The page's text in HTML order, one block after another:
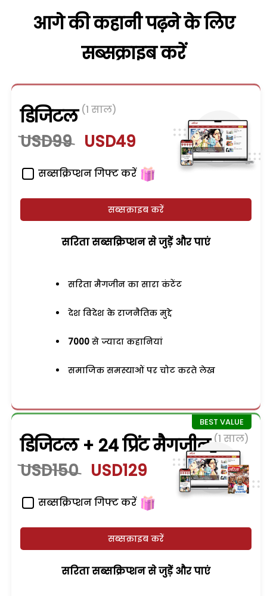
आगे की कहानी पढ़ने के लिए
सब्सक्राइब करें
डिजिटल (1 साल)
USD99 USD49
सब्सक्रिप्शन गिफ्ट करें
सब्सक्राइब करें
सरिता सब्सक्रिप्शन से जुड़ेें और पाएं
सरिता मैगजीन का सारा कंटेंट
देश विदेश के राजनैतिक मुद्दे
7000 से ज्यादा कहानियां
समाजिक समस्याओं पर चोट करते लेख
डिजिटल + 24 प्रिंट मैगजीन (1 साल)
USD150 USD129
सब्सक्रिप्शन गिफ्ट करें
सब्सक्राइब करें
सरिता सब्सक्रिप्शन से जुड़ेें और पाएं